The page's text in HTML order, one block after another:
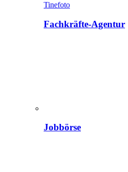
Tinefoto
Fachkräfte-Agentur
Jobbörse